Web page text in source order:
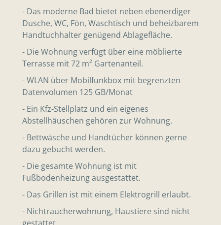
- Das moderne Bad bietet neben ebenerdiger
Dusche, WC, Fön, Waschtisch und beheizbarem
Handtuchhalter genügend Ablagefläche.
- Die Wohnung verfügt über eine möblierte
Terrasse mit 72 m² Gartenanteil.
- WLAN über Mobilfunkbox mit begrenzten
Datenvolumen 125 GB/Monat
- Ein Kfz-Stellplatz und ein eigenes
Abstellhäuschen gehören zur Wohnung.
- Bettwäsche und Handtücher können gerne
dazu gebucht werden.
- Die gesamte Wohnung ist mit
Fußbodenheizung ausgestattet.
- Das Grillen ist mit einem Elektrogrill erlaubt.
- Nichtraucherwohnung, Haustiere sind nicht